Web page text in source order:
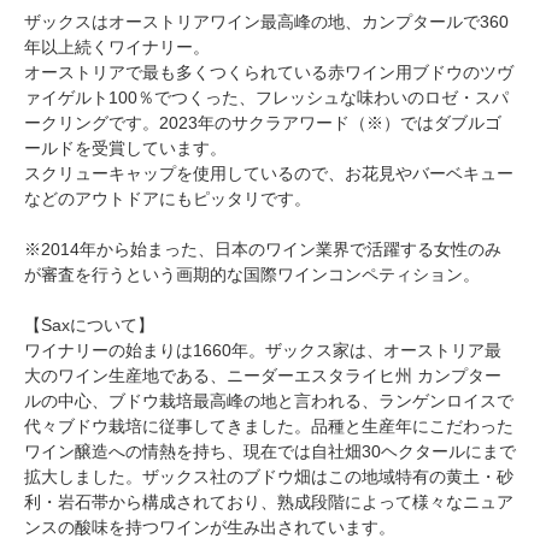
ザックスはオーストリアワイン最高峰の地、カンプタールで360
年以上続くワイナリー。
オーストリアで最も多くつくられている赤ワイン用ブドウのツヴ
ァイゲルト100％でつくった、フレッシュな味わいのロゼ・スパ
ークリングです。2023年のサクラアワード（※）ではダブルゴ
ールドを受賞しています。
スクリューキャップを使用しているので、お花見やバーベキュー
などのアウトドアにもピッタリです。
※2014年から始まった、日本のワイン業界で活躍する女性のみ
が審査を行うという画期的な国際ワインコンペティション。
【Saxについて】
ワイナリーの始まりは1660年。ザックス家は、オーストリア最
大のワイン生産地である、ニーダーエスタライヒ州 カンプター
ルの中心、ブドウ栽培最高峰の地と言われる、ランゲンロイスで
代々ブドウ栽培に従事してきました。品種と生産年にこだわった
ワイン醸造への情熱を持ち、現在では自社畑30ヘクタールにまで
拡大しました。ザックス社のブドウ畑はこの地域特有の黄土・砂
利・岩石帯から構成されており、熟成段階によって様々なニュア
ンスの酸味を持つワインが生み出されています。